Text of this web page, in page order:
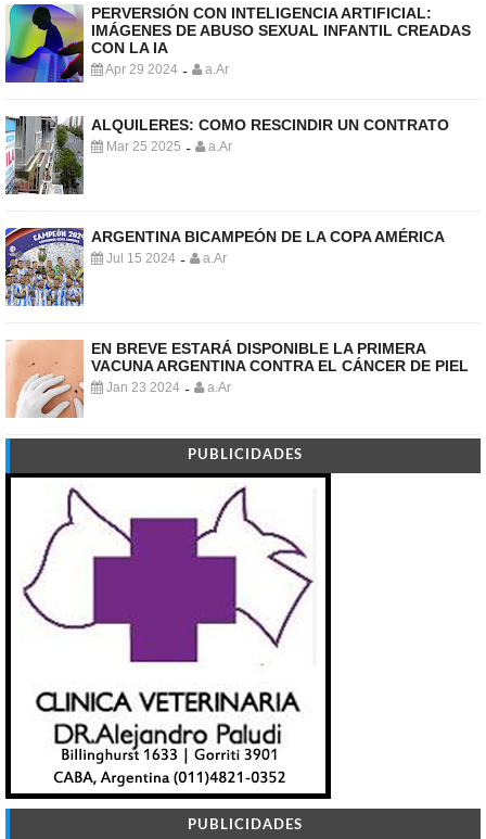
PERVERSIÓN CON INTELIGENCIA ARTIFICIAL:
IMÁGENES DE ABUSO SEXUAL INFANTIL CREADAS
CON LA IA
Apr 29 2024 - a.Ar
ALQUILERES: COMO RESCINDIR UN CONTRATO
Mar 25 2025 - a.Ar
ARGENTINA BICAMPEÓN DE LA COPA AMÉRICA
Jul 15 2024 - a.Ar
EN BREVE ESTARÁ DISPONIBLE LA PRIMERA
VACUNA ARGENTINA CONTRA EL CÁNCER DE PIEL
Jan 23 2024 - a.Ar
PUBLICIDADES
PUBLICIDADES